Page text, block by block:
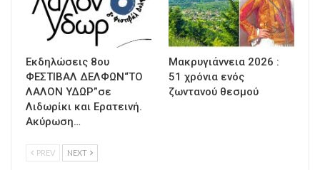
Εκδηλώσεις 8ου
ΦΕΣΤΙΒΑΛ ΔΕΛΦΩΝ“ΤΟ
ΛΑΛΟΝ ΥΔΩΡ”σε
Λιδωρίκι και Ερατεινή.
Ακύρωση…
Μακρυγιάννεια 2026 :
51 χρόνια ενός
ζωντανού θεσμού
PREV NEXT